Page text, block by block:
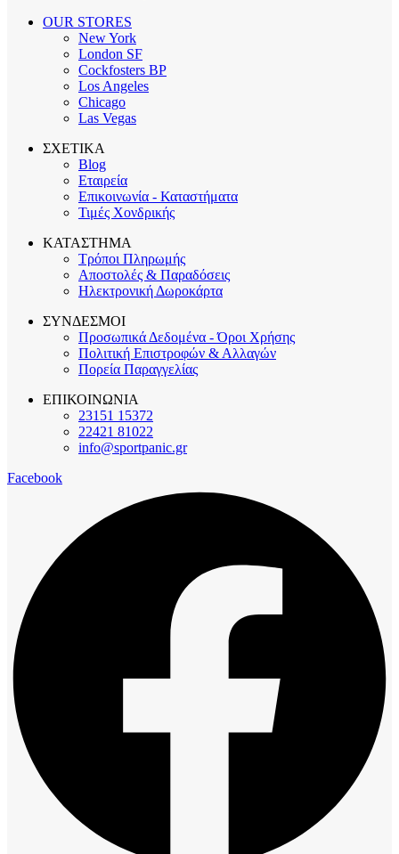
OUR STORES
New York
London SF
Cockfosters BP
Los Angeles
Chicago
Las Vegas
ΣΧΕΤΙΚΑ
Blog
Εταιρεία
Επικοινωνία - Καταστήματα
Τιμές Χονδρικής
ΚΑΤΑΣΤΗΜΑ
Τρόποι Πληρωμής
Αποστολές & Παραδόσεις
Ηλεκτρονική Δωροκάρτα
ΣΥΝΔΕΣΜΟΙ
Προσωπικά Δεδομένα - Όροι Χρήσης
Πολιτική Επιστροφών & Αλλαγών
Πορεία Παραγγελίας
ΕΠΙΚΟΙΝΩΝΙΑ
23151 15372
22421 81022
info@sportpanic.gr
Facebook